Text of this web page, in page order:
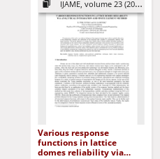
IJAME, volume 23 (2018)
Various response
functions in lattice
domes reliability via